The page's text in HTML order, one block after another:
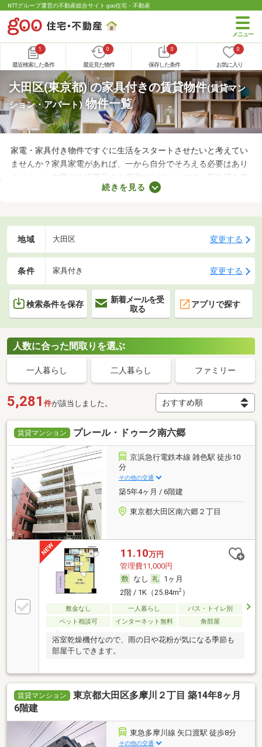
NTTグループ運営の不動産総合サイト goo住宅・不動産
1
最近検索した条件
0
最近見た物件
0
保存した条件
0
お気に入り
大田区(東京都) の家具付きの賃貸物件(賃貸マン
ション・アパート)物件一覧
家電・家具付き物件ですぐに生活をスタートさせたいと考えてい
ませんか？家具家電があれば、一から自分でそろえる必要はあり
ません。お布団や生活用品のみ用意すればいいので、新生活を楽
に始められます。ここでは、家電・家具付きの物件を紹介しま
見つけたら内見予約をしてみましょう。
続きを見る
地域 大田区 変更する
条件 家具付き 変更する
検索条件を保存
新着メールを受
取る
アプリで探す
人数に合った間取りを選ぶ
一人暮らし 二人暮らし ファミリー
5,281 件が該当しました。
賃貸マンション プレール・ドゥーク南六郷
京浜急行電鉄本線 雑色駅 徒歩10
分
その他の交通
築5年4ヶ月 / 6階建
東京都大田区南六郷２丁目
11.10万円
管理費11,000円
なし
1ヶ月
2階 / 1K（25.84m2）
敷金なし 一人暮らし
バス・トイレ別
ペット相談可
インターネット無料 角部屋
浴室乾燥機付なので、雨の日や花粉が気になる季節も
部屋干しできます。
賃貸マンション
東京都大田区多摩川２丁目 築14年8ヶ月
6階建
東急多摩川線 矢口渡駅 徒歩8分
その他の交通